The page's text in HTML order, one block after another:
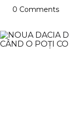
0 Comments